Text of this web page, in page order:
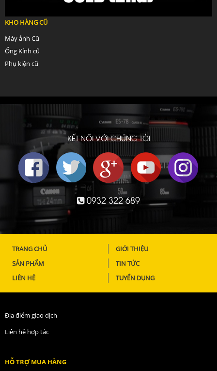
KHO HÀNG CŨ
Máy ảnh Cũ
Ống Kính cũ
Phụ kiện cũ
KẾT NỐI VỚI CHÚNG TÔI
0932 322 689
TRANG CHỦ
GIỚI THIỆU
SẢN PHẨM
TIN TỨC
LIÊN HỆ
TUYỂN DỤNG
Địa điểm giao dịch
Liên hệ hợp tác
HỖ TRỢ MUA HÀNG